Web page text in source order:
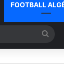
FOOTBALL